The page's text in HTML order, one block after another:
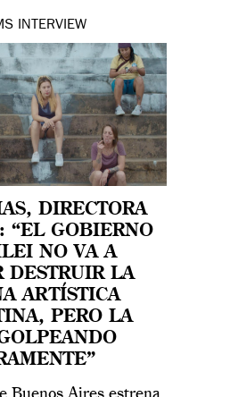
INTERVIEW
DIRECTORA
“EL GOBIERNO
NO VA A
DESTRUIR LA
ARTÍSTICA
PERO LA